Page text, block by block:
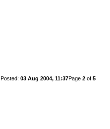
Page 2of 5
Posted: 03 Aug 2004, 11:37